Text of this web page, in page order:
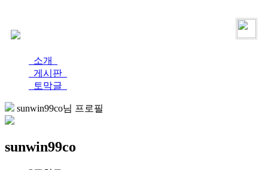
소개
게시판
토막글
sunwin99co님 프로필
sunwin99co